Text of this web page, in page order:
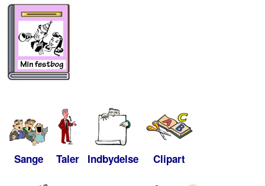
Sange Taler Indbydelse Clipart